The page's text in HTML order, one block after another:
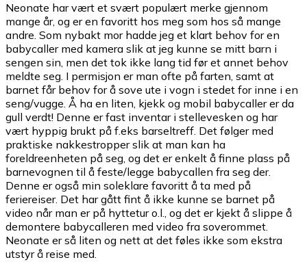
Neonate har vært et svært populært merke gjennom
mange år, og er en favoritt hos meg som hos så mange
andre. Som nybakt mor hadde jeg et klart behov for en
babycaller med kamera slik at jeg kunne se mitt barn i
sengen sin, men det tok ikke lang tid før et annet behov
meldte seg. I permisjon er man ofte på farten, samt at
barnet får behov for å sove ute i vogn i stedet for inne i en
seng/vugge. Å ha en liten, kjekk og mobil babycaller er da
gull verdt! Denne er fast inventar i stellevesken og har
vært hyppig brukt på f.eks barseltreff. Det følger med
praktiske nakkestropper slik at man kan ha
foreldreenheten på seg, og det er enkelt å finne plass på
barnevognen til å feste/legge babycallen fra seg der.
Denne er også min soleklare favoritt å ta med på
feriereiser. Det har gått fint å ikke kunne se barnet på
video når man er på hyttetur o.l., og det er kjekt å slippe å
demontere babycalleren med video fra soverommet.
Neonate er så liten og nett at det føles ikke som ekstra
utstyr å reise med.